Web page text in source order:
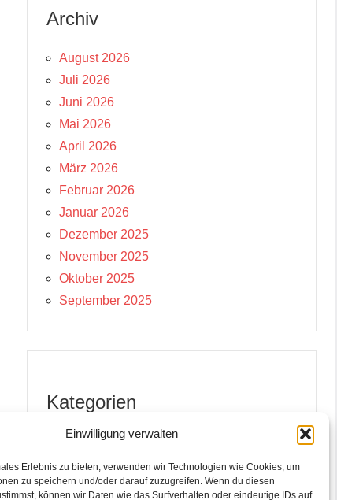
Einwilligung verwalten
Erlebnis zu bieten, verwenden wir Technologien wie Cookies, um
zu speichern und/oder darauf zuzugreifen. Wenn du diesen
können wir Daten wie das Surfverhalten oder eindeutige IDs auf
Archiv
August 2026
Juli 2026
Juni 2026
Mai 2026
April 2026
März 2026
Februar 2026
Januar 2026
Dezember 2025
November 2025
Oktober 2025
September 2025
Kategorien
Aktuelle Schnäppchen
Angebote Bot
Hauptkanal